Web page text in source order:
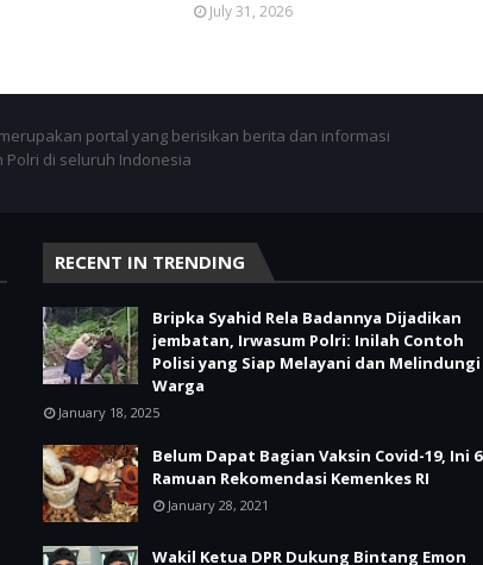
July 31, 2026
portal yang berisikan berita dan informasi
Polri di seluruh Indonesia
RECENT IN TRENDING
Bripka Syahid Rela Badannya Dijadikan
jembatan, Irwasum Polri: Inilah Contoh
Polisi yang Siap Melayani dan Melindungi
Warga
January 18, 2025
Belum Dapat Bagian Vaksin Covid-19, Ini 6
Ramuan Rekomendasi Kemenkes RI
January 28, 2021
Wakil Ketua DPR Dukung Bintang Emon